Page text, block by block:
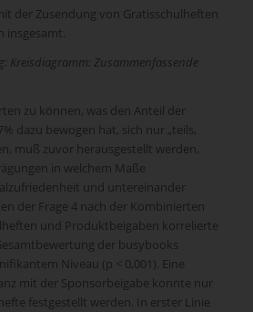
der Zusendung von Gratisschulheften
insgesamt.
Kreisdiagramm: Zusammenfassende
zu können, was den Anteil der
dazu bewogen hat, sich nur „teils,
muß zuvor herausgestellt werden,
in welchem Maße
und untereinander
der Frage 4 nach der Kombinierten
und Produktbeigaben korrelierte
der busybooks
Niveau (p < 0,001). Eine
mit der Sponsorbeigabe konnte nur
festgestellt werden. In erster Linie